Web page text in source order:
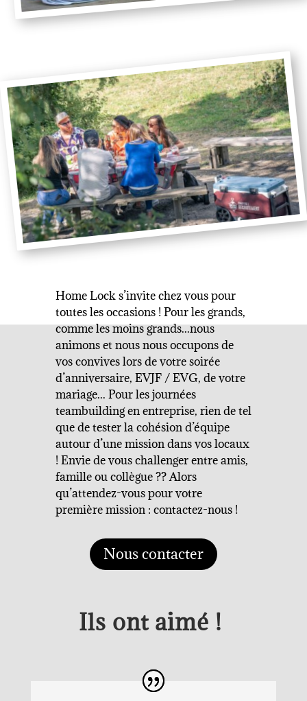
Home Lock s’invite chez vous pour
toutes les occasions ! Pour les grands,
comme les moins grands...nous
animons et nous nous occupons de
vos convives lors de votre soirée
d’anniversaire, EVJF / EVG, de votre
mariage... Pour les journées
teambuilding en entreprise, rien de tel
que de tester la cohésion d’équipe
autour d’une mission dans vos locaux
! Envie de vous challenger entre amis,
famille ou collègue ?? Alors
qu’attendez-vous pour votre
première mission : contactez-nous !
Nous contacter
Ils ont aimé !